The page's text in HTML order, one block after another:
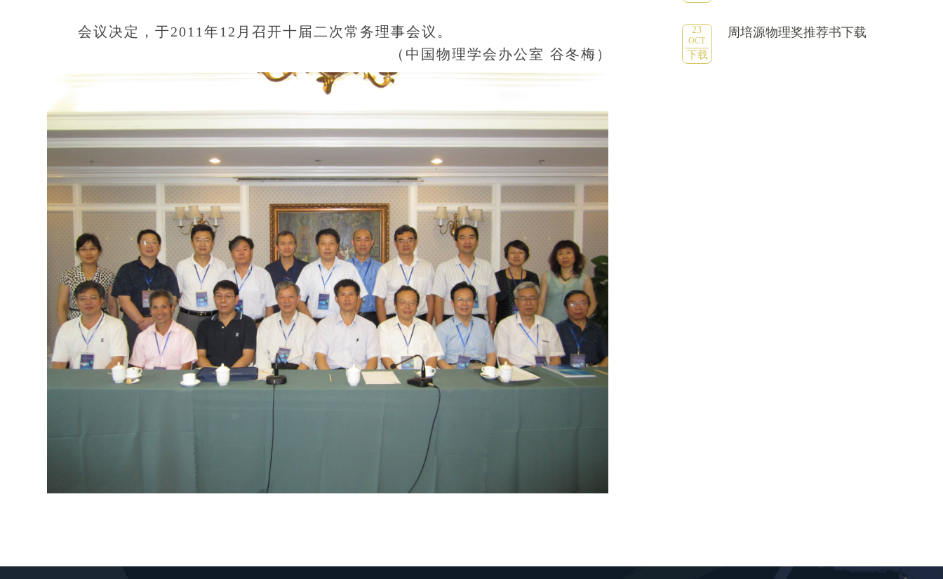
会议决定，于2011年12月召开十届二次常务理事会议。
（中国物理学会办公室 谷冬梅）
23
OCT
下载
周培源物理奖推荐书下载